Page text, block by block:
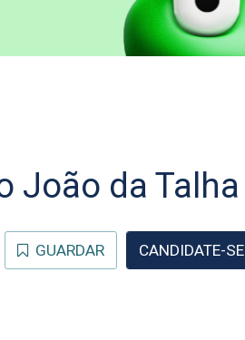
João da Talha
GUARDAR CANDIDATE-SE